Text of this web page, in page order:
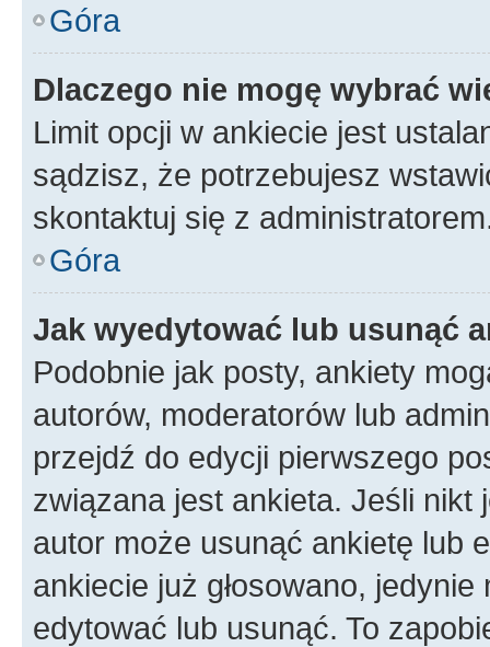
Góra
Dlaczego nie mogę wybrać
Limit opcji w ankiecie jest
sądzisz, że potrzebujesz
skontaktuj się z
Góra
Jak wyedytować lub usunąć
Podobnie jak posty, ankiety
autorów, moderatorów lub
przejdź do edycji pierwszego
związana jest ankieta. Jeśli nikt
autor może usunąć ankietę lub
ankiecie już głosowano,
edytować lub usunąć. To